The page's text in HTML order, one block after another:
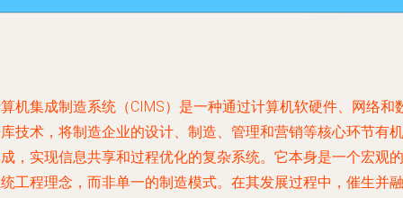
机集成制造系统（CIMS）是一种通过计算机软硬件、网络和
技术，将制造企业的设计、制造、管理和营销等核心环节有机
，实现信息共享和过程优化的复杂系统。它本身是一个宏观的
工程理念，而非单一的制造模式。在其发展过程中，催生并融